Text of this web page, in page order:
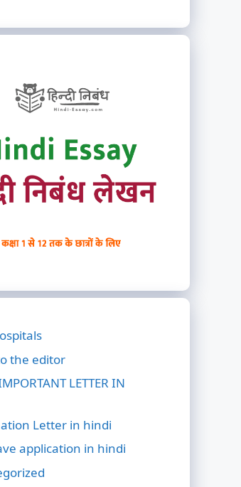
the editor
LETTER IN
Letter in hindi
application in hindi